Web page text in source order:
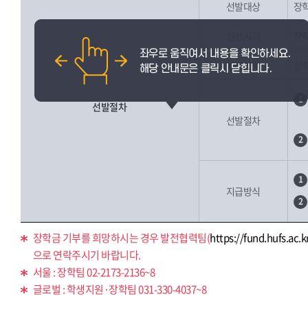
선발절차
선발대상 장
지원금액
선발절차
1
2
지급방식
1
2
장학금 기부를 희망하시는 경우 발전협력팀(https://
으로 연락주시기 바랍니다.
서울 : 장학팀 02-2173-2136~8
글로벌 : 학생지원·장학팀 031-330-4037~8